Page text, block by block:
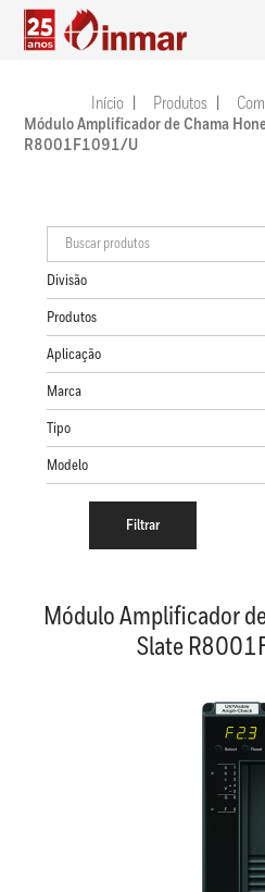
Início Produtos
Módulo Amplificador de Chama
R8001F1091/U
Divisão
Produtos
Aplicação
Marca
Tipo
Modelo
Módulo Amplificador
Slate